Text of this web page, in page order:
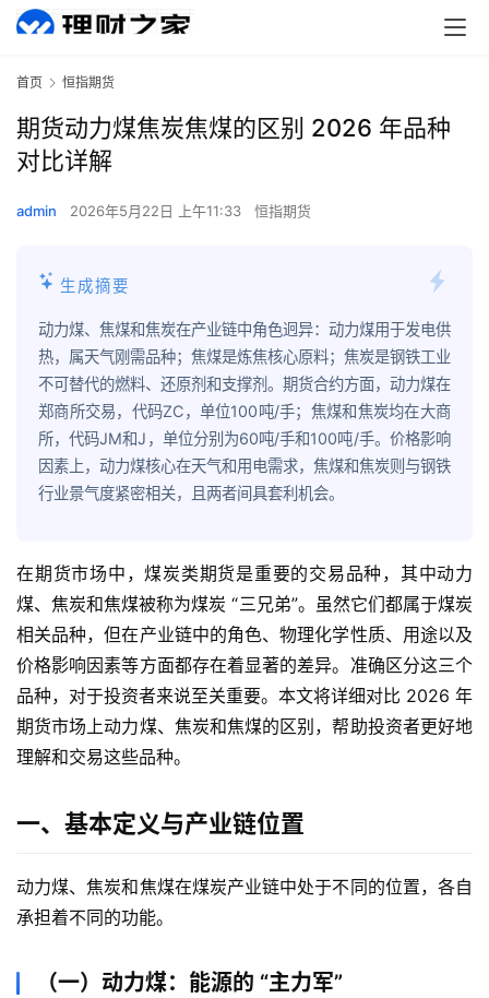
首页 恒指期货
期货动力煤焦炭焦煤的区别 2026 年品种
对比详解
admin 2026年5月22日 上午11:33 恒指期货
生成摘要
动力煤、焦煤和焦炭在产业链中角色迥异：动力煤用于发电供
热，属天气刚需品种；焦煤是炼焦核心原料；焦炭是钢铁工业
不可替代的燃料、还原剂和支撑剂。期货合约方面，动力煤在
郑商所交易，代码ZC，单位100吨/手；焦煤和焦炭均在大商
所，代码JM和J，单位分别为60吨/手和100吨/手。价格影响
因素上，动力煤核心在天气和用电需求，焦煤和焦炭则与钢铁
行业景气度紧密相关，且两者间具套利机会。
在期货市场中，煤炭类期货是重要的交易品种，其中动力
煤、焦炭和焦煤被称为煤炭 “三兄弟”。虽然它们都属于煤炭
相关品种，但在产业链中的角色、物理化学性质、用途以及
价格影响因素等方面都存在着显著的差异。准确区分这三个
品种，对于投资者来说至关重要。本文将详细对比 2026 年
期货市场上动力煤、焦炭和焦煤的区别，帮助投资者更好地
理解和交易这些品种。
一、基本定义与产业链位置
动力煤、焦炭和焦煤在煤炭产业链中处于不同的位置，各自
承担着不同的功能。
（一）动力煤：能源的 “主力军”